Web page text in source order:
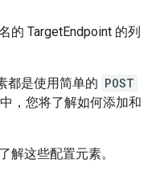
的 TargetEndpoint 的列
都是使用简单的 POST
，您将了解如何添加和
解这些配置元素。